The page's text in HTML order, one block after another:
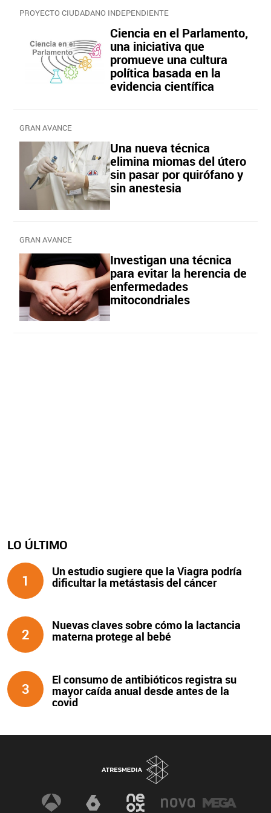
PROYECTO CIUDADANO INDEPENDIENTE
Ciencia en el Parlamento,
una iniciativa que
promueve una cultura
política basada en la
evidencia científica
GRAN AVANCE
Una nueva técnica
elimina miomas del útero
sin pasar por quirófano y
sin anestesia
GRAN AVANCE
Investigan una técnica
para evitar la herencia de
enfermedades
mitocondriales
LO ÚLTIMO
1
Un estudio sugiere que la Viagra podría
dificultar la metástasis del cáncer
2
Nuevas claves sobre cómo la lactancia
materna protege al bebé
3
El consumo de antibióticos registra su
mayor caída anual desde antes de la
covid